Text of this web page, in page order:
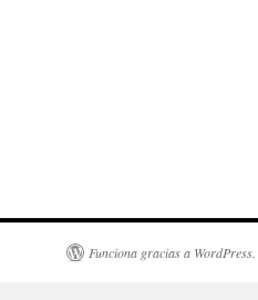
Funciona gracias a WordPress.